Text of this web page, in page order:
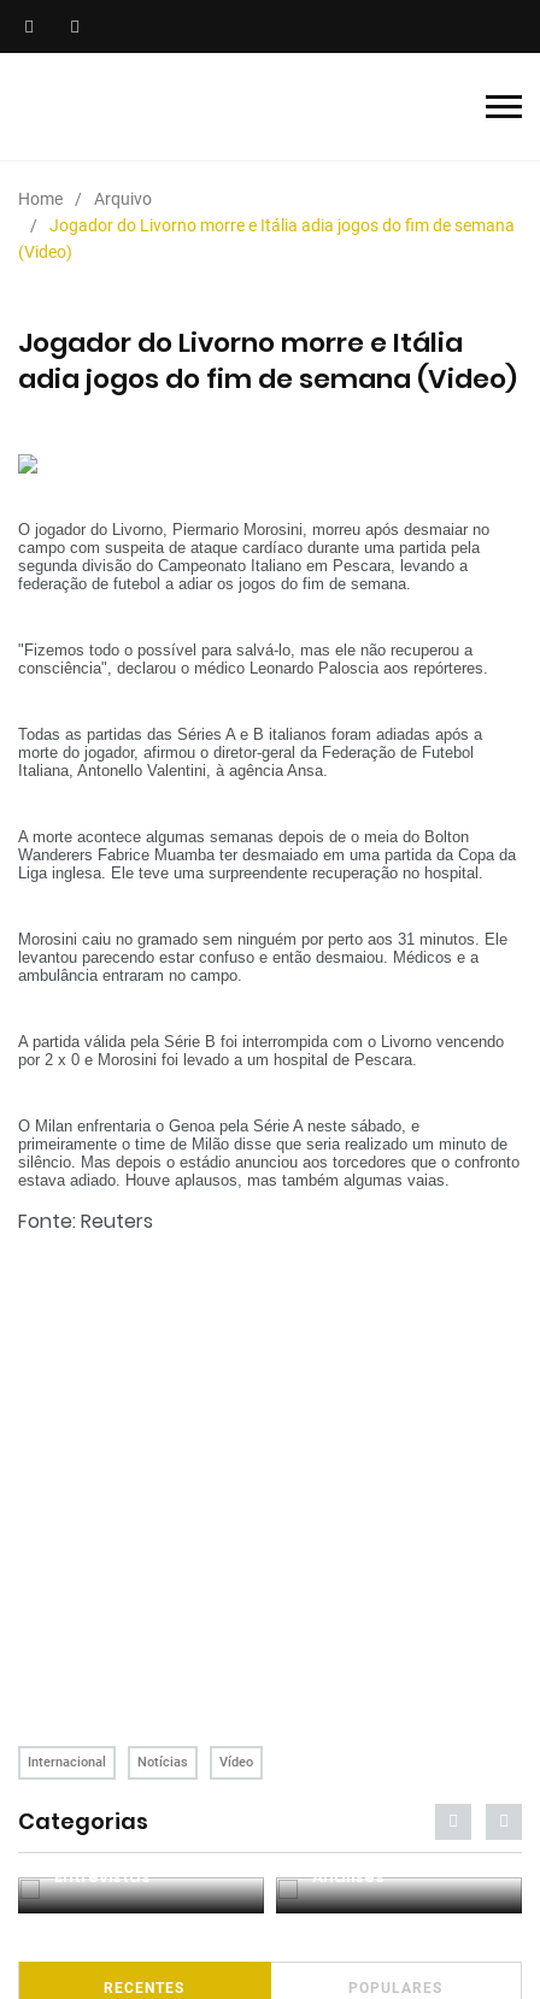
Home
Arquivo
Jogador do Livorno morre e Itália adia jogos do fim de semana
(Video)
Jogador do Livorno morre e Itália
adia jogos do fim de semana (Video)
O jogador do Livorno, Piermario Morosini, morreu após desmaiar no
campo com suspeita de ataque cardíaco durante uma partida pela
segunda divisão do Campeonato Italiano em Pescara, levando a
federação de futebol a adiar os jogos do fim de semana.
"Fizemos todo o possível para salvá-lo, mas ele não recuperou a
consciência", declarou o médico Leonardo Paloscia aos repórteres.
Todas as partidas das Séries A e B italianos foram adiadas após a
morte do jogador, afirmou o diretor-geral da Federação de Futebol
Italiana, Antonello Valentini, à agência Ansa.
A morte acontece algumas semanas depois de o meia do Bolton
Wanderers Fabrice Muamba ter desmaiado em uma partida da Copa da
Liga inglesa. Ele teve uma surpreendente recuperação no hospital.
Morosini caiu no gramado sem ninguém por perto aos 31 minutos. Ele
levantou parecendo estar confuso e então desmaiou. Médicos e a
ambulância entraram no campo.
A partida válida pela Série B foi interrompida com o Livorno vencendo
por 2 x 0 e Morosini foi levado a um hospital de Pescara.
O Milan enfrentaria o Genoa pela Série A neste sábado, e
primeiramente o time de Milão disse que seria realizado um minuto de
silêncio. Mas depois o estádio anunciou aos torcedores que o confronto
estava adiado. Houve aplausos, mas também algumas vaias.
Fonte: Reuters
Internacional Notícias Vídeo
Categorias
Entrevistas Análises
RECENTES POPULARES